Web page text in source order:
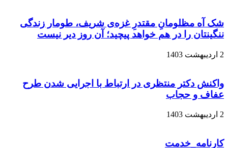
شک آه مظلومانِ مقتدرِ غزه‌ی شریف، طومار زندگی
ننگینتان را در هم خواهد پیچید؛ آن روز دیر نیست
2 اردیبهشت 1403
واکنش دکتر منتظری در ارتباط با اجرایی شدن طرح
عفاف و حجاب
2 اردیبهشت 1403
کارنامه_خدمت